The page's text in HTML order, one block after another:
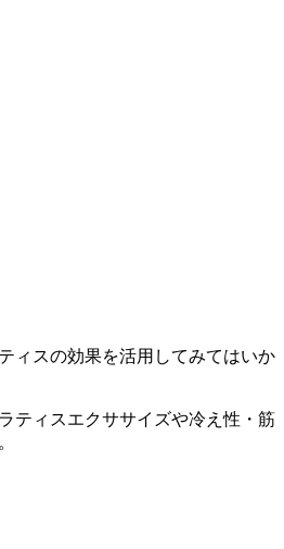
ィスの効果を活用してみてはいか
ティスエクササイズや冷え性・筋